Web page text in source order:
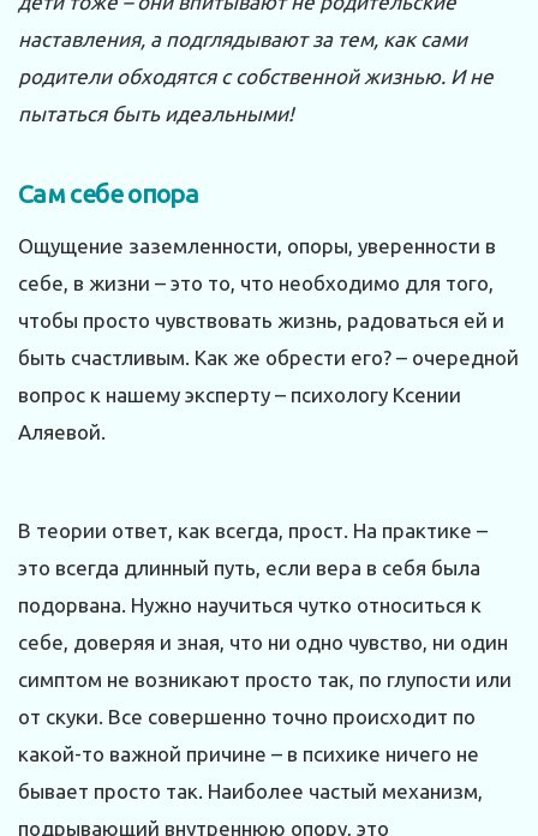
наставления, а подглядывают за тем, как сами
родители обходятся с собственной жизнью. И не
пытаться быть идеальными!
Сам себе опора
Ощущение заземленности, опоры, уверенности в
себе, в жизни – это то, что необходимо для того,
чтобы просто чувствовать жизнь, радоваться ей и
быть счастливым. Как же обрести его? – очередной
вопрос к нашему эксперту – психологу Ксении
Аляевой.
В теории ответ, как всегда, прост. На практике –
это всегда длинный путь, если вера в себя была
подорвана. Нужно научиться чутко относиться к
себе, доверяя и зная, что ни одно чувство, ни один
симптом не возникают просто так, по глупости или
от скуки. Все совершенно точно происходит по
какой-то важной причине – в психике ничего не
бывает просто так. Наиболее частый механизм,
подрывающий внутреннюю опору, это